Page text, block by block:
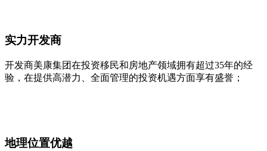
实力开发商
开发商美康集团在投资移民和房地产领域拥有超过35年的经
验，在提供高潜力、全面管理的投资机遇方面享有盛誉；
地理位置优越